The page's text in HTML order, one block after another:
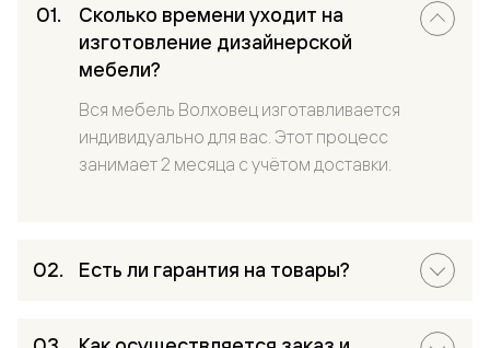
Сколько времени уходит на
изготовление дизайнерской
мебели?
Вся мебель Волховец изготавливается
индивидуально для вас. Этот процесс
занимает 2 месяца с учётом доставки.
Есть ли гарантия на товары?